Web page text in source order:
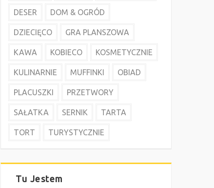
DESER DOM & OGRÓD
DZIECIĘCO GRA PLANSZOWA
KAWA KOBIECO KOSMETYCZNIE
KULINARNIE MUFFINKI OBIAD
PLACUSZKI PRZETWORY
SAŁATKA SERNIK TARTA
TORT TURYSTYCZNIE
Tu Jestem